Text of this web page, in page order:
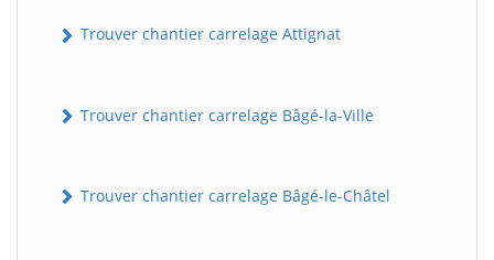
Trouver chantier carrelage Attignat
Trouver chantier carrelage Bâgé-la-Ville
Trouver chantier carrelage Bâgé-le-Châtel